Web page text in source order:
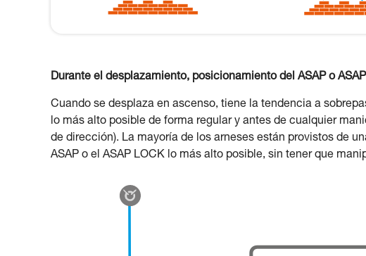
Durante el desplazamiento, posicionamiento del ASAP o
Cuando se desplaza en ascenso, tiene la tendencia a
lo más alto posible de forma regular y antes de cualquier
de dirección). La mayoría de los arneses están provistos de
ASAP o el ASAP LOCK lo más alto posible, sin tener que